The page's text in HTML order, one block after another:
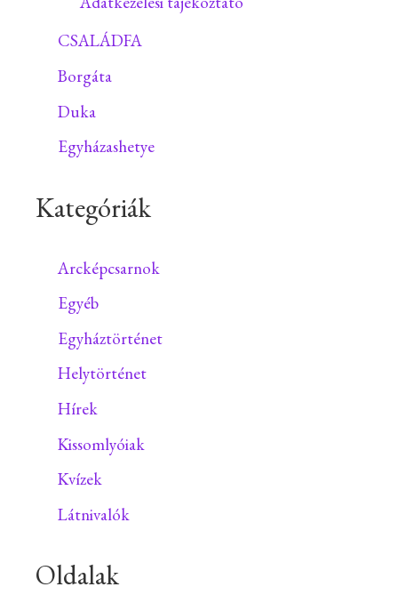
CSALÁDFA
Borgáta
Duka
Egyházashetye
Kategóriák
Arcképcsarnok
Egyéb
Egyháztörténet
Helytörténet
Hírek
Kissomlyóiak
Kvízek
Látnivalók
Oldalak